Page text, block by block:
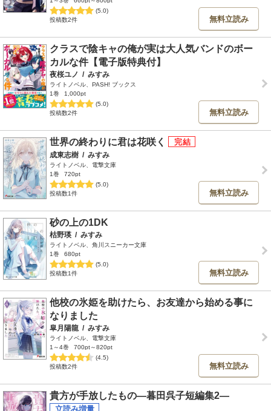
(5.0)
投稿数2件
無料立読み
クラスで陰キャの俺が実は大人気バンドのボー
カルな件【電子版特典付】
夜桜ユノ / みすみ
ライトノベル、PASH! ブックス
1巻
1,000pt
(5.0)
投稿数2件
無料立読み
世界の終わりに君は花咲く
成東志樹 / みすみ
ライトノベル、電撃文庫
1巻
720pt
(5.0)
投稿数1件
無料立読み
砂の上の1DK
枯野瑛 / みすみ
ライトノベル、角川スニーカー文庫
1巻
680pt
(5.0)
投稿数1件
無料立読み
他校の氷姫を助けたら、お友達から始める事に
なりました
皐月陽龍 / みすみ
ライトノベル、電撃文庫
1～4巻
700pt～820pt
(4.5)
投稿数2件
無料立読み
貴方が手放したもの―暮田呉子短編集2―